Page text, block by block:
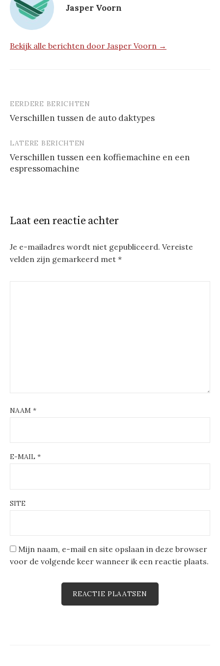
Jasper Voorn
Bekijk alle berichten door Jasper Voorn →
Berichtnavigatie
EERDERE BERICHTEN
Verschillen tussen de auto daktypes
LATERE BERICHTEN
Verschillen tussen een koffiemachine en een
espressomachine
Laat een reactie achter
Je e-mailadres wordt niet gepubliceerd. Vereiste
velden zijn gemarkeerd met *
NAAM *
E-MAIL *
SITE
Mijn naam, e-mail en site opslaan in deze browser
voor de volgende keer wanneer ik een reactie plaats.